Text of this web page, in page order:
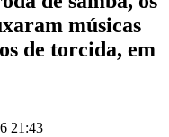
músicas
de torcida, em
21:43